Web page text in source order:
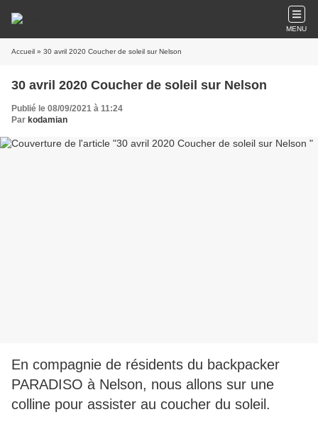
MENU
Accueil » 30 avril 2020 Coucher de soleil sur Nelson
30 avril 2020 Coucher de soleil sur Nelson
Publié le 08/09/2021 à 11:24
Par kodamian
En compagnie de résidents du backpacker
PARADISO à Nelson, nous allons sur une
colline pour assister au coucher du soleil.